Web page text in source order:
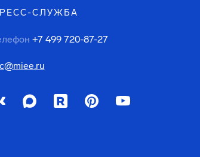
СЛУЖБА
+7 499 720-87-27